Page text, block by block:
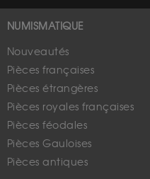
NUMISMATIQUE
Nouveautés
Pièces françaises
Pièces étrangères
Pièces royales françaises
Pièces féodales
Pièces Gauloises
Pièces antiques